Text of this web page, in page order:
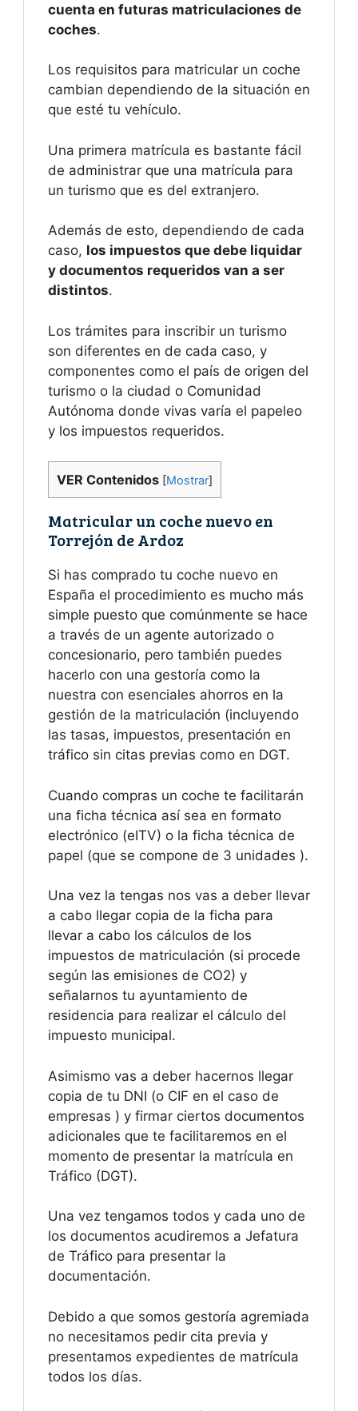
cuenta en futuras matriculaciones de
coches.
Los requisitos para matricular un coche
cambian dependiendo de la situación en
que esté tu vehículo.
Una primera matrícula es bastante fácil
de administrar que una matrícula para
un turismo que es del extranjero.
Además de esto, dependiendo de cada
caso, los impuestos que debe liquidar
y documentos requeridos van a ser
distintos.
Los trámites para inscribir un turismo
son diferentes en de cada caso, y
componentes como el país de origen del
turismo o la ciudad o Comunidad
Autónoma donde vivas varía el papeleo
y los impuestos requeridos.
VER Contenidos [Mostrar]
Matricular un coche nuevo en
Torrejón de Ardoz
Si has comprado tu coche nuevo en
España el procedimiento es mucho más
simple puesto que comúnmente se hace
a través de un agente autorizado o
concesionario, pero también puedes
hacerlo con una gestoría como la
nuestra con esenciales ahorros en la
gestión de la matriculación (incluyendo
las tasas, impuestos, presentación en
tráfico sin citas previas como en DGT.
Cuando compras un coche te facilitarán
una ficha técnica así sea en formato
electrónico (eITV) o la ficha técnica de
papel (que se compone de 3 unidades ).
Una vez la tengas nos vas a deber llevar
a cabo llegar copia de la ficha para
llevar a cabo los cálculos de los
impuestos de matriculación (si procede
según las emisiones de CO2) y
señalarnos tu ayuntamiento de
residencia para realizar el cálculo del
impuesto municipal.
Asimismo vas a deber hacernos llegar
copia de tu DNI (o CIF en el caso de
empresas ) y firmar ciertos documentos
adicionales que te facilitaremos en el
momento de presentar la matrícula en
Tráfico (DGT).
Una vez tengamos todos y cada uno de
los documentos acudiremos a Jefatura
de Tráfico para presentar la
documentación.
Debido a que somos gestoría agremiada
no necesitamos pedir cita previa y
presentamos expedientes de matrícula
todos los días.